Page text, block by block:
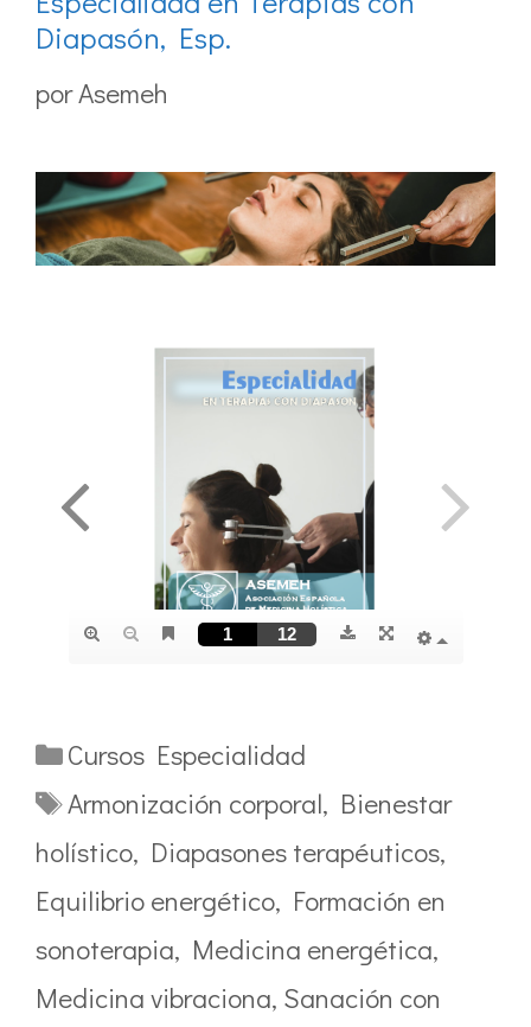
Diapasón, Esp.
porAsemeh
Categorías
Cursos Especialidad
Etiquetas
Armonización corporal, Bienestar
holístico, Diapasones terapéuticos,
Equilibrio energético, Formación en
sonoterapia, Medicina energética,
Medicina vibraciona, Sanación con